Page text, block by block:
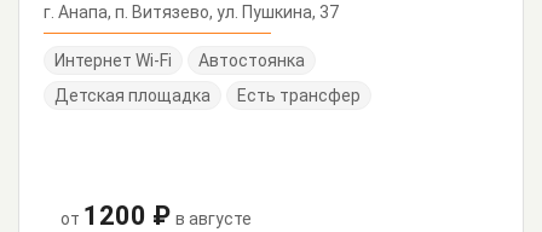
г. Анапа, п. Витязево, ул. Пушкина, 37
Интернет Wi-Fi
Автостоянка
Детская площадка
Есть трансфер
от 1200 ₽ в августе